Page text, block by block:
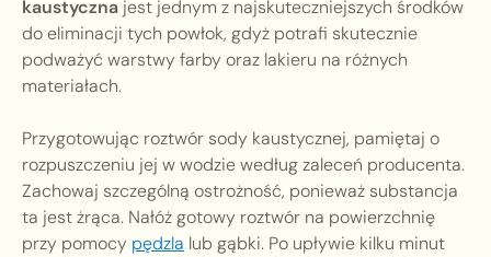
kaustyczna jest jednym z najskuteczniejszych środków
do eliminacji tych powłok, gdyż potrafi skutecznie
podważyć warstwy farby oraz lakieru na różnych
materiałach.
Przygotowując roztwór sody kaustycznej, pamiętaj o
rozpuszczeniu jej w wodzie według zaleceń producenta.
Zachowaj szczególną ostrożność, ponieważ substancja
ta jest żrąca. Nałóż gotowy roztwór na powierzchnię
przy pomocy pędzla lub gąbki. Po upływie kilku minut